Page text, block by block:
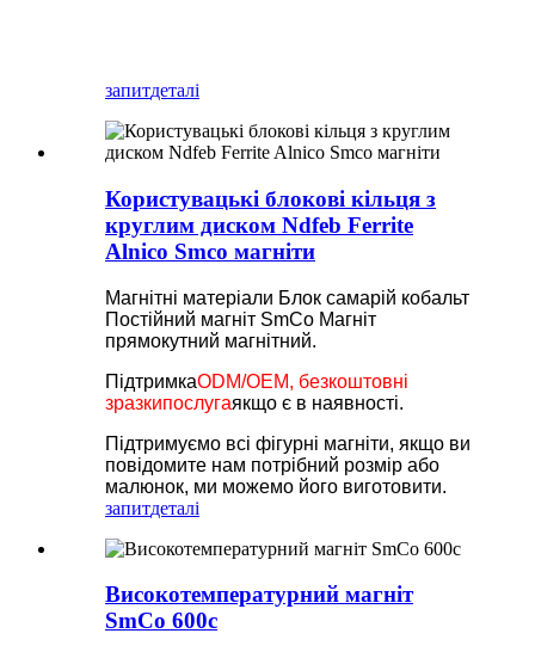
запитдеталі
Користувацькі блокові кільця з
круглим диском Ndfeb Ferrite
Alnico Smco магніти
Магнітні матеріали Блок самарій кобальт
Постійний магніт SmCo Магніт
прямокутний магнітний.
ПідтримкаODM/OEM, безкоштовні
зразкипослугаякщо є в наявності.
Підтримуємо всі фігурні магніти, якщо ви
повідомите нам потрібний розмір або
малюнок, ми можемо його виготовити.
запитдеталі
Високотемпературний магніт
SmCo 600c